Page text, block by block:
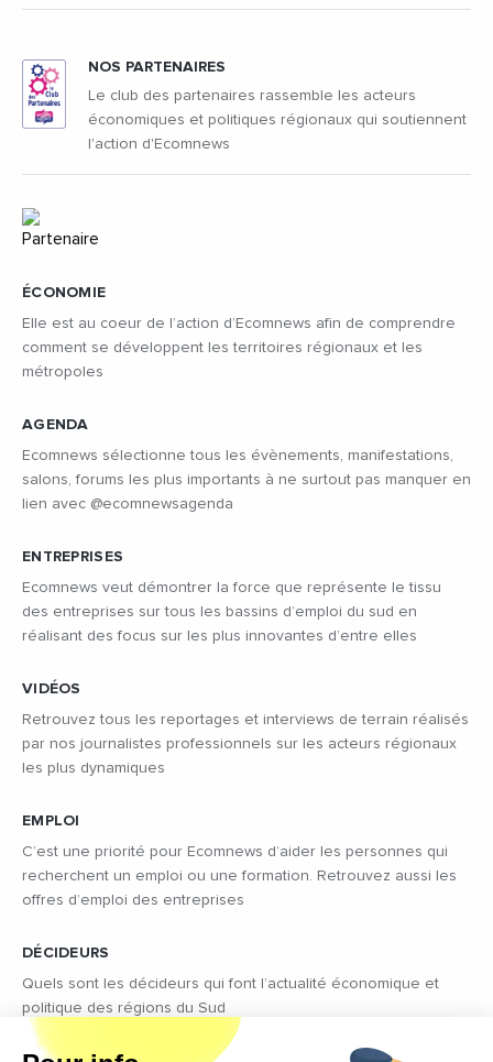
ÉCONOMIE
Elle est au coeur de l’action d’Ecomnews afin de comprendre
comment se développent les territoires régionaux et les
métropoles
AGENDA
Ecomnews sélectionne tous les évènements, manifestations,
salons, forums les plus importants à ne surtout pas manquer en
lien avec @ecomnewsagenda
ENTREPRISES
Ecomnews veut démontrer la force que représente le tissu
des entreprises sur tous les bassins d’emploi du sud en
réalisant des focus sur les plus innovantes d’entre elles
VIDÉOS
Retrouvez tous les reportages et interviews de terrain réalisés
par nos journalistes professionnels sur les acteurs régionaux
les plus dynamiques
EMPLOI
C’est une priorité pour Ecomnews d’aider les personnes qui
recherchent un emploi ou une formation. Retrouvez aussi les
offres d’emploi des entreprises
DÉCIDEURS
Quels sont les décideurs qui font l’actualité économique et
politique des régions du Sud
NOS PARTENAIRES
Le club des partenaires rassemble les acteurs
économiques et politiques régionaux qui soutiennent
l'action d'Ecomnews